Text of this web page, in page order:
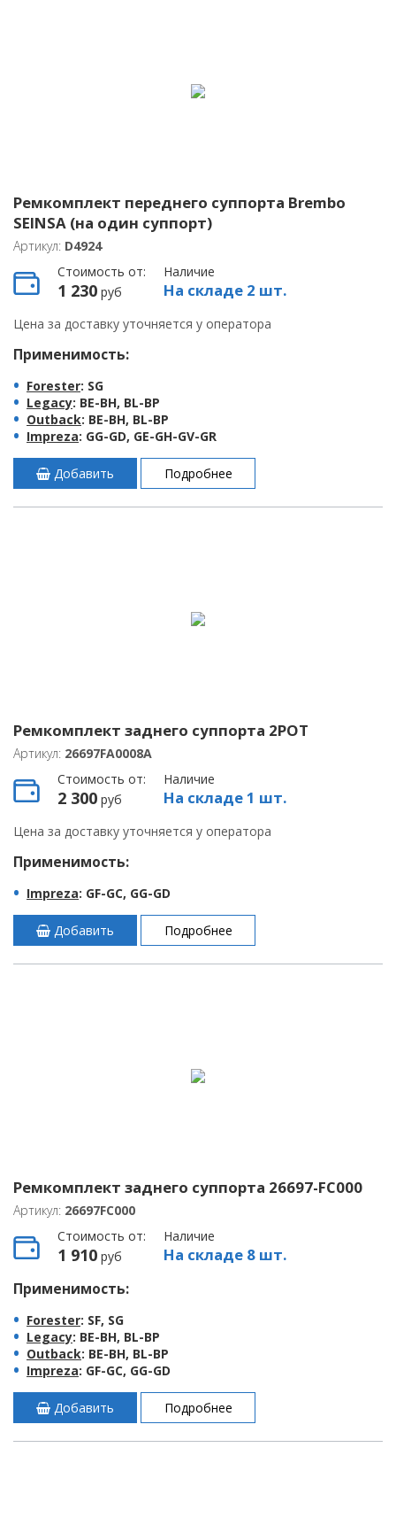
Ремкомплект переднего суппорта Brembo
SEINSA (на один суппорт)
Артикул: D4924
Стоимость от:
1 230 руб
Наличие
На складе 2 шт.
Цена за доставку уточняется у оператора
Применимость:
Forester: SG
Legacy: BE-BH, BL-BP
Outback: BE-BH, BL-BP
Impreza: GG-GD, GE-GH-GV-GR
Добавить Подробнее
Ремкомплект заднего суппорта 2POT
Артикул: 26697FA0008A
Стоимость от:
2 300 руб
Наличие
На складе 1 шт.
Цена за доставку уточняется у оператора
Применимость:
Impreza: GF-GC, GG-GD
Добавить Подробнее
Ремкомплект заднего суппорта 26697-FC000
Артикул: 26697FC000
Стоимость от:
1 910 руб
Наличие
На складе 8 шт.
Применимость:
Forester: SF, SG
Legacy: BE-BH, BL-BP
Outback: BE-BH, BL-BP
Impreza: GF-GC, GG-GD
Добавить Подробнее